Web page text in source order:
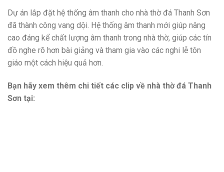
Dự án lắp đặt hệ thống âm thanh cho nhà thờ đá Thanh Sơn
đã thành công vang dội. Hệ thống âm thanh mới giúp nâng
cao đáng kể chất lượng âm thanh trong nhà thờ, giúp các tín
đồ nghe rõ hơn bài giảng và tham gia vào các nghi lễ tôn
giáo một cách hiệu quả hơn.
Bạn hãy xem thêm chi tiết các clip về nhà thờ đá Thanh
Sơn tại: